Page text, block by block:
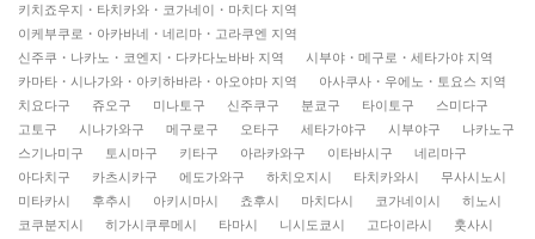
키치죠우지・타치카와・코가네이・마치다 지역
이케부쿠로・아카바네・네리마・고라쿠엔 지역
신주쿠・나카노・코엔지・다카다노바바 지역
시부야・메구로・세타가야 지역
카마타・시나가와・아키하바라・아오야마 지역
아사쿠사・우에노・토요스 지역
치요다구
쥬오구 미나토구 신주쿠구 분쿄구 타이토구
스미다구
고토구
시나가와구 메구로구 오타구 세타가야구 시부야구
나카노구
스기나미구
토시마구 키타구 아라카와구 이타바시구
네리마구
아다치구
카츠시카구 에도가와구 하치오지시 타치카와시
무사시노시
미타카시
후추시 아키시마시 쵸후시 마치다시 코가네이시
히노시
코쿠분지시
히가시쿠루메시 타마시 니시도쿄시 고다이라시
훗사시